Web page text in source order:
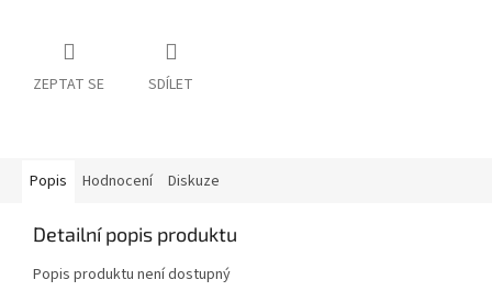
ZEPTAT SE SDÍLET
Popis Hodnocení Diskuze
Detailní popis produktu
Popis produktu není dostupný